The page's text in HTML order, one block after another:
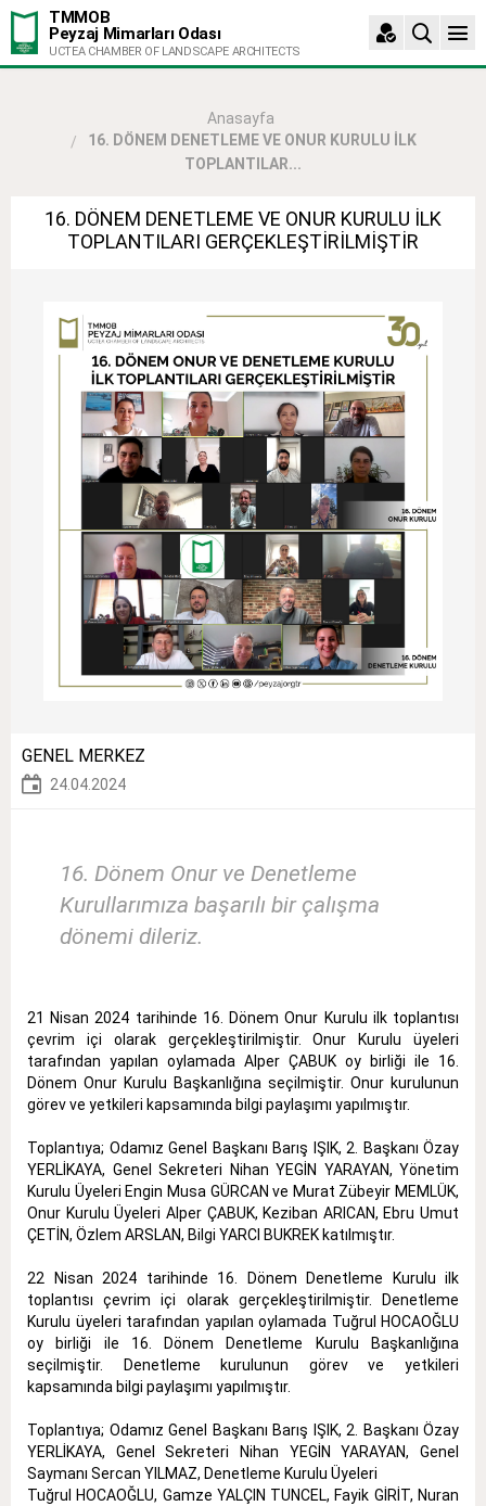
TMMOB
Peyzaj Mimarları Odası
UCTEA CHAMBER OF LANDSCAPE ARCHITECTS
Anasayfa
16. DÖNEM DENETLEME VE ONUR KURULU İLK
TOPLANTILAR...
16. DÖNEM DENETLEME VE ONUR KURULU İLK
TOPLANTILARI GERÇEKLEŞTİRİLMİŞTİR
GENEL MERKEZ
24.04.2024
16. Dönem Onur ve Denetleme
Kurullarımıza başarılı bir çalışma
dönemi dileriz.
21 Nisan 2024 tarihinde 16. Dönem Onur Kurulu ilk toplantısı
çevrim içi olarak gerçekleştirilmiştir. Onur Kurulu üyeleri
tarafından yapılan oylamada Alper ÇABUK oy birliği ile 16.
Dönem Onur Kurulu Başkanlığına seçilmiştir. Onur kurulunun
görev ve yetkileri kapsamında bilgi paylaşımı yapılmıştır.
Toplantıya; Odamız Genel Başkanı Barış IŞIK, 2. Başkanı Özay
YERLİKAYA, Genel Sekreteri Nihan YEGİN YARAYAN, Yönetim
Kurulu Üyeleri Engin Musa GÜRCAN ve Murat Zübeyir MEMLÜK,
Onur Kurulu Üyeleri Alper ÇABUK, Keziban ARICAN, Ebru Umut
ÇETİN, Özlem ARSLAN, Bilgi YARCI BUKREK katılmıştır.
22 Nisan 2024 tarihinde 16. Dönem Denetleme Kurulu ilk
toplantısı çevrim içi olarak gerçekleştirilmiştir. Denetleme
Kurulu üyeleri tarafından yapılan oylamada Tuğrul HOCAOĞLU
oy birliği ile 16. Dönem Denetleme Kurulu Başkanlığına
seçilmiştir. Denetleme kurulunun görev ve yetkileri
kapsamında bilgi paylaşımı yapılmıştır.
Toplantıya; Odamız Genel Başkanı Barış IŞIK, 2. Başkanı Özay
YERLİKAYA, Genel Sekreteri Nihan YEGİN YARAYAN, Genel
Saymanı Sercan YILMAZ, Denetleme Kurulu Üyeleri
Tuğrul HOCAOĞLU, Gamze YALÇIN TUNCEL, Fayik GİRİT, Nuran